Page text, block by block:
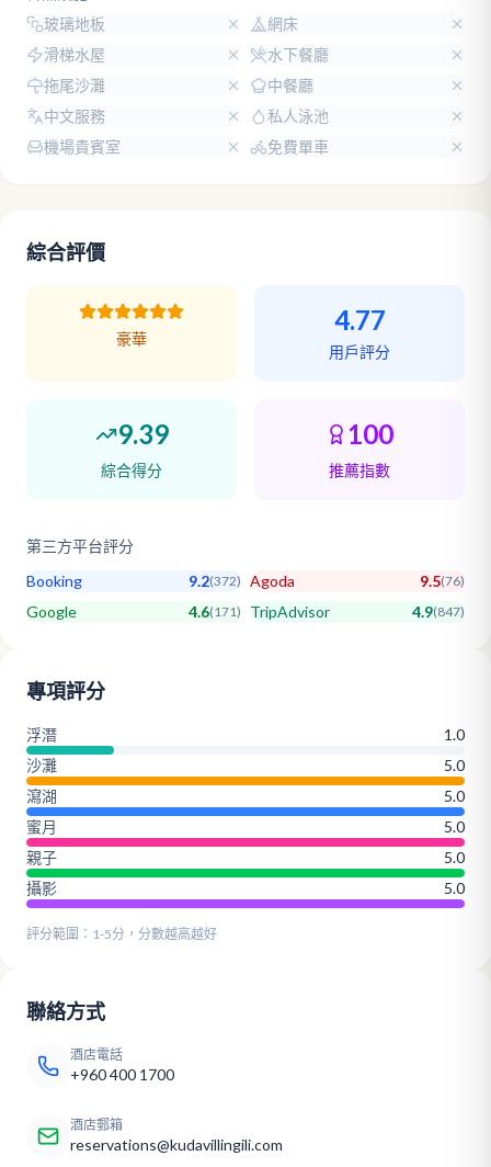
玻璃地板
網床
滑梯水屋
水下餐廳
拖尾沙灘
中餐廳
中文服務
私人泳池
機場貴賓室
免費單車
綜合評價
豪華
4.77
用戶評分
9.39
綜合得分
100
推薦指數
第三方平台評分
Booking 9.2(372) Agoda 9.5(76)
Google 4.6(171) TripAdvisor 4.9(847)
專項評分
浮潛
1.0
沙灘
5.0
瀉湖
5.0
蜜月
5.0
親子
5.0
攝影
5.0
評分範圍：1-5分，分數越高越好
聯絡方式
酒店電話
+960 400 1700
酒店郵箱
reservations@kudavillingili.com